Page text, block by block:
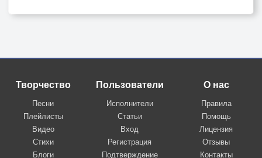
Творчество
Песни
Плейлисты
Видео
Стихи
Блоги
Пользователи
Исполнители
Статьи
Вход
Регистрация
Подтверждение
О нас
Правила
Помощь
Лицензия
Отзывы
Контакты